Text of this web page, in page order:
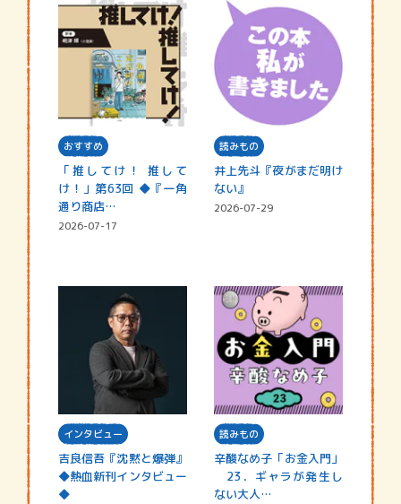
おすすめ
「推してけ！ 推して
け！」第63回 ◆『一角
通り商店…
2026-07-17
読みもの
井上先斗『夜がまだ明け
ない』
2026-07-29
インタビュー
吉良信吾『沈黙と爆弾』
◆熱血新刊インタビュー
◆
読みもの
辛酸なめ子「お金入門」
23．ギャラが発生し
ない大人…